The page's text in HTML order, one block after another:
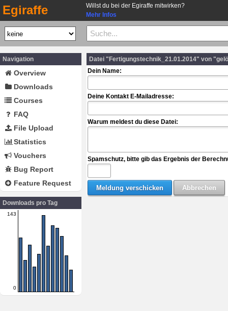
Egiraffe
Willst du bei der Egiraffe mitwirken?
Mehr Infos
Navigation
Overview
Downloads
Courses
FAQ
File Upload
Statistics
Vouchers
Bug Report
Feature Request
Downloads pro Tag
143
0
Datei "Fertigungstechnik_21.01.2014" von
Dein Name:
Deine Kontakt E-Mailadresse:
Warum meldest du diese Datei:
Spamschutz, bitte gib das Ergebnis der